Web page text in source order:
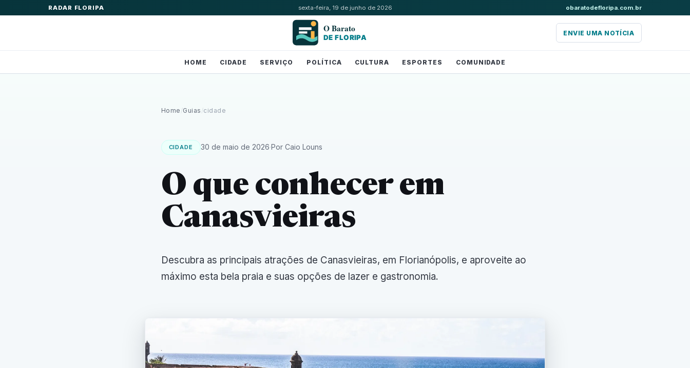
RADAR FLORIPA sexta-feira, 19 de junho de 2026 obaratodefloripa.com.br
ENVIE UMA NOTÍCIA
HOME CIDADE SERVIÇO POLÍTICA CULTURA ESPORTES COMUNIDADE
Home /Guias /cidade
CIDADE 30 de maio de 2026·Por Caio Louns
O que conhecer em
Canasvieiras
Descubra as principais atrações de Canasvieiras, em Florianópolis, e aproveite ao
máximo esta bela praia e suas opções de lazer e gastronomia.